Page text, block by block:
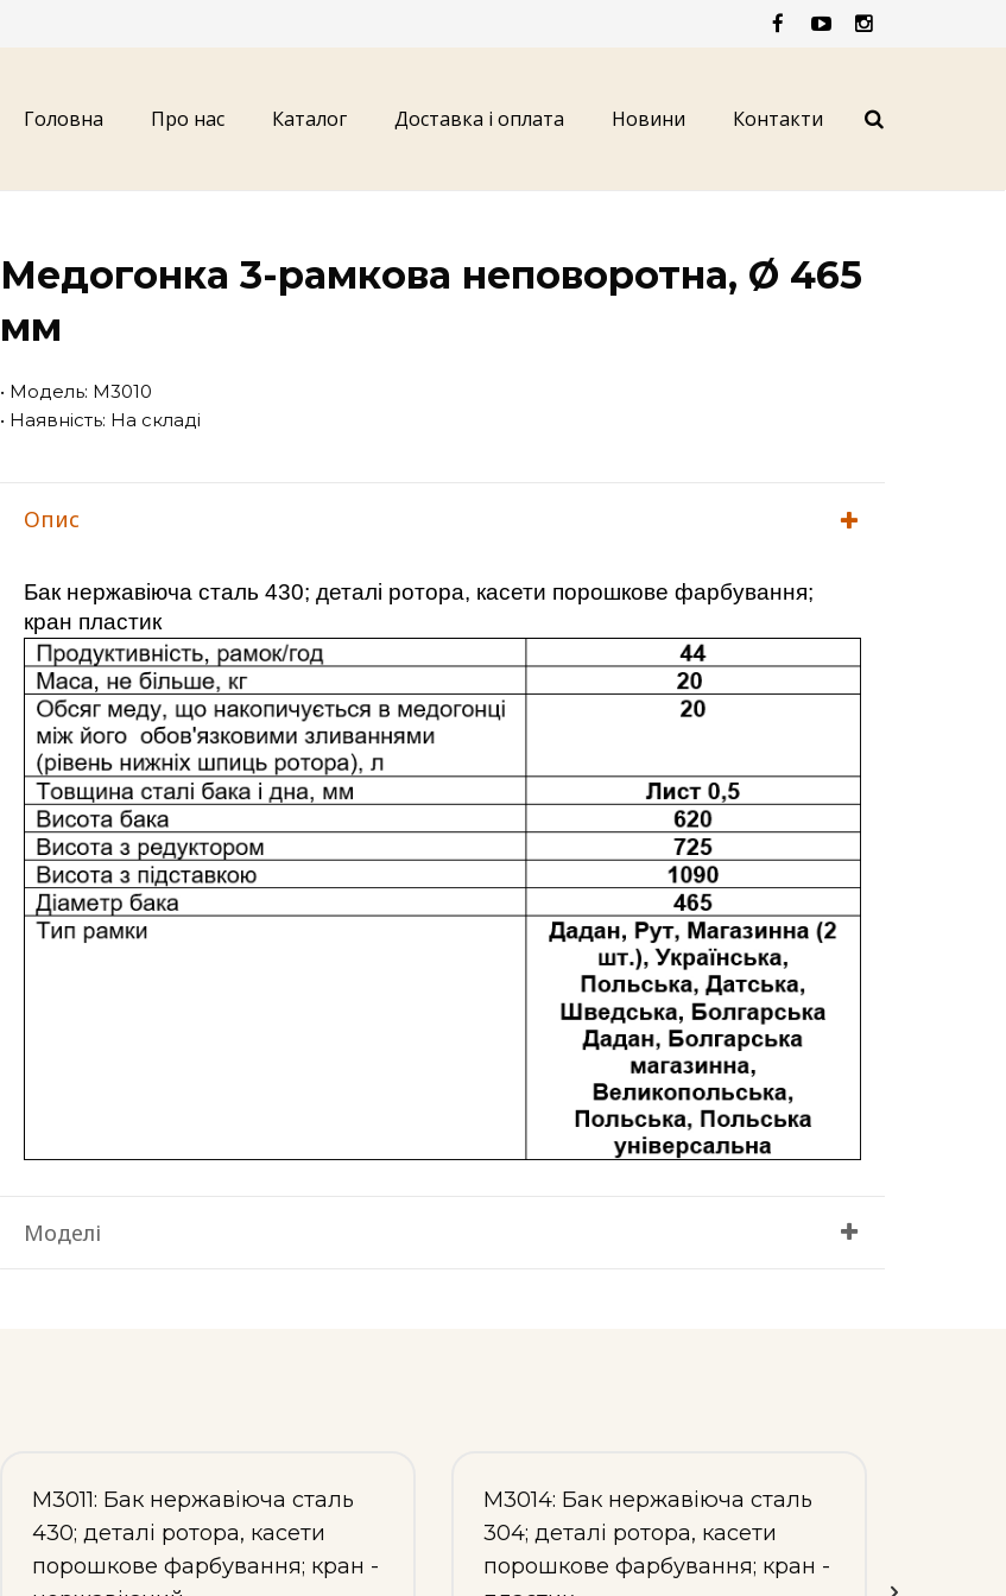
Головна Про нас Каталог Доставка і оплата Новини Контакти
Медогонка 3-рамкова неповоротна, Ø 465
мм
• Модель: M3010
• Наявність: На складі
Опис
Бак нержавіюча сталь 430; деталі ротора, касети порошкове фарбування;
кран пластик
Моделі
М3011: Бак нержавіюча сталь
430; деталі ротора, касети
порошкове фарбування; кран -
М3014: Бак нержавіюча сталь
304; деталі ротора, касети
порошкове фарбування; кран -